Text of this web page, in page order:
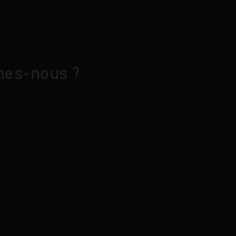
nous ?